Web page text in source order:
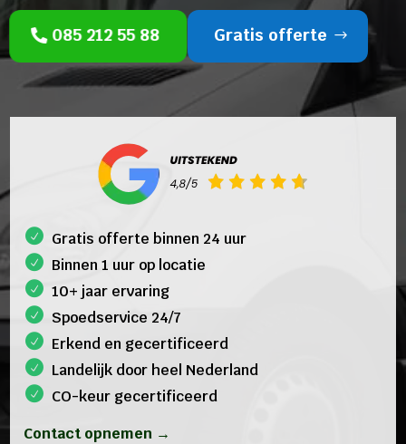
085 212 55 88 Gratis offerte
Gratis offerte binnen 24 uur
Binnen 1 uur op locatie
10+ jaar ervaring
Spoedservice 24/7
Erkend en gecertificeerd
Landelijk door heel Nederland
CO-keur gecertificeerd
Contact opnemen →